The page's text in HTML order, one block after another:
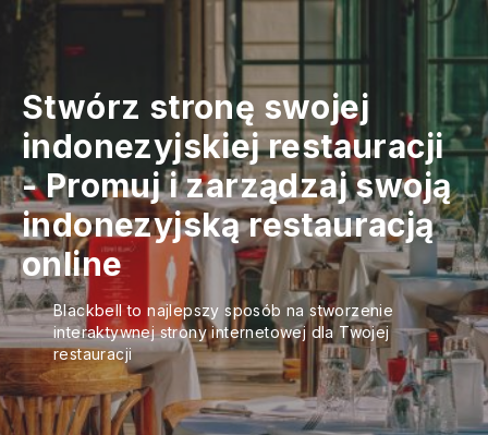
Stwórz stronę swojej
indonezyjskiej restauracji
-Promuj i zarządzaj swoją
indonezyjską restauracją
online
Blackbell to najlepszy sposób na stworzenie
interaktywnej strony internetowej dla Twojej
restauracji